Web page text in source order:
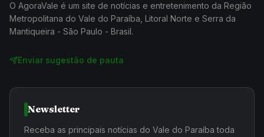
O AgoraVale é um site de notícias e entretenimento da Região
Metropolitana do Vale do Paraíba, Litoral Norte e Serra da
Mantiqueira - São Paulo - Brasil.
Enviar sugestão de pauta
Newsletter
Receba as principais notícias do Vale do Paraíba toda